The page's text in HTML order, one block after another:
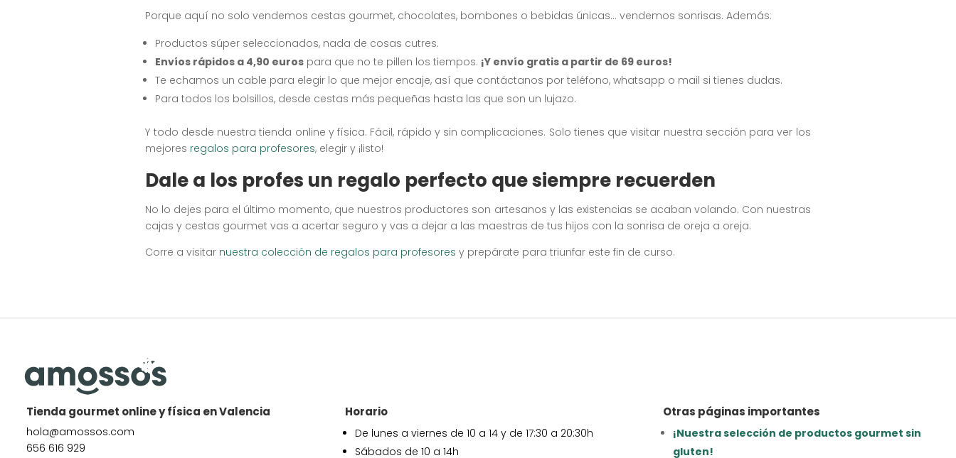
Porque aquí no solo vendemos cestas gourmet, chocolates, bombones o bebidas únicas… vendemos sonrisas. Además:
Productos súper seleccionados, nada de cosas cutres.
Envíos rápidos a 4,90 euros para que no te pillen los tiempos. ¡Y envío gratis a partir de 69 euros!
Te echamos un cable para elegir lo que mejor encaje, así que contáctanos por teléfono, whatsapp o mail si tienes dudas.
Para todos los bolsillos, desde cestas más pequeñas hasta las que son un lujazo.
Y todo desde nuestra tienda online y física. Fácil, rápido y sin complicaciones. Solo tienes que visitar nuestra sección para ver los
mejores regalos para profesores, elegir y ¡listo!
Dale a los profes un regalo perfecto que siempre recuerden
No lo dejes para el último momento, que nuestros productores son artesanos y las existencias se acaban volando. Con nuestras
cajas y cestas gourmet vas a acertar seguro y vas a dejar a las maestras de tus hijos con la sonrisa de oreja a oreja.
Corre a visitar nuestra colección de regalos para profesores y prepárate para triunfar este fin de curso.
Tienda gourmet online y física en Valencia
hola@amossos.com
656 616 929
Horario
De lunes a viernes de 10 a 14 y de 17:30 a 20:30h
Sábados de 10 a 14h
Otras páginas importantes
¡Nuestra selección de productos gourmet sin
gluten!